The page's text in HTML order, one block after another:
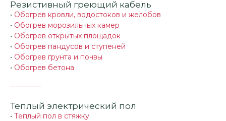
Резистивный греющий кабель
• Обогрев кровли, водостоков и желобов
• Обогрев морозильных камер
• Обогрев открытых площадок
• Обогрев пандусов и ступеней
• Обогрев грунта и почвы
• Обогрев бетона
Теплый электрический пол
• Теплый пол в стяжку